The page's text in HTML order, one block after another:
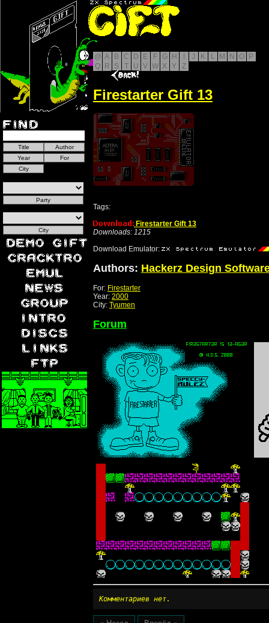
@ A B C D E F G H J K L M N O
P
Q
R S T U V W X Y Z
Firestarter Gift 13
Tags:
Firestarter Gift 13
Downloads: 1215
Download Emulator:
Authors: Hackerz Design
For: Firestarter
Year: 2000
City: Tyumen
Forum
Комментариев нет.